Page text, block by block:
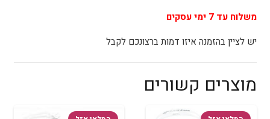
משלוח עד 7 ימי עסקים
יש לציין בהזמנה איזו דמות ברצונכם לקבל
מוצרים קשורים